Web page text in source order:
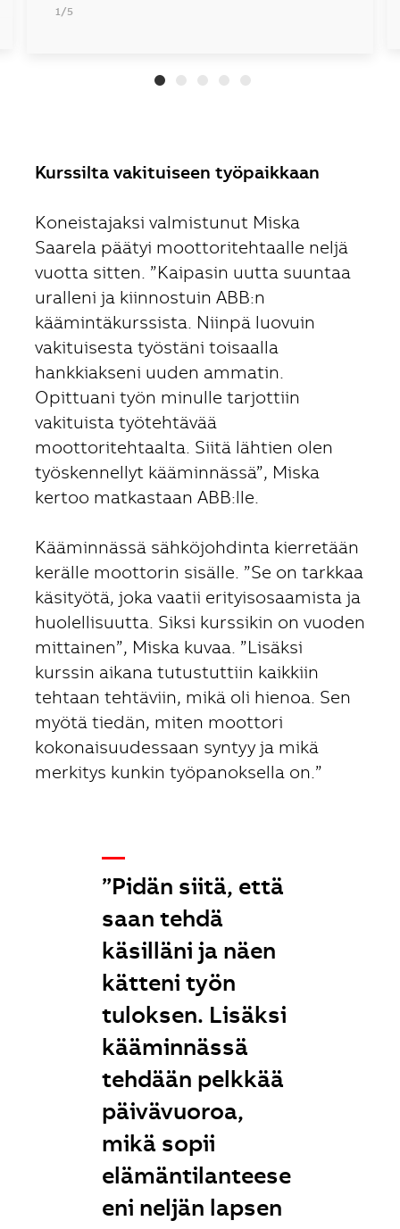
1/5
Kurssilta vakituiseen työpaikkaan
Koneistajaksi valmistunut Miska
Saarela päätyi moottoritehtaalle neljä
vuotta sitten. ”Kaipasin uutta suuntaa
uralleni ja kiinnostuin ABB:n
käämintäkurssista. Niinpä luovuin
vakituisesta työstäni toisaalla
hankkiakseni uuden ammatin.
Opittuani työn minulle tarjottiin
vakituista työtehtävää
moottoritehtaalta. Siitä lähtien olen
työskennellyt kääminnässä”, Miska
kertoo matkastaan ABB:lle.
Kääminnässä sähköjohdinta kierretään
kerälle moottorin sisälle. ”Se on tarkkaa
käsityötä, joka vaatii erityisosaamista ja
huolellisuutta. Siksi kurssikin on vuoden
mittainen”, Miska kuvaa. ”Lisäksi
kurssin aikana tutustuttiin kaikkiin
tehtaan tehtäviin, mikä oli hienoa. Sen
myötä tiedän, miten moottori
kokonaisuudessaan syntyy ja mikä
merkitys kunkin työpanoksella on.”
”Pidän siitä, että
saan tehdä
käsilläni ja näen
kätteni työn
tuloksen. Lisäksi
kääminnässä
tehdään pelkkää
päivävuoroa,
mikä sopii
elämäntilanteese
eni neljän lapsen